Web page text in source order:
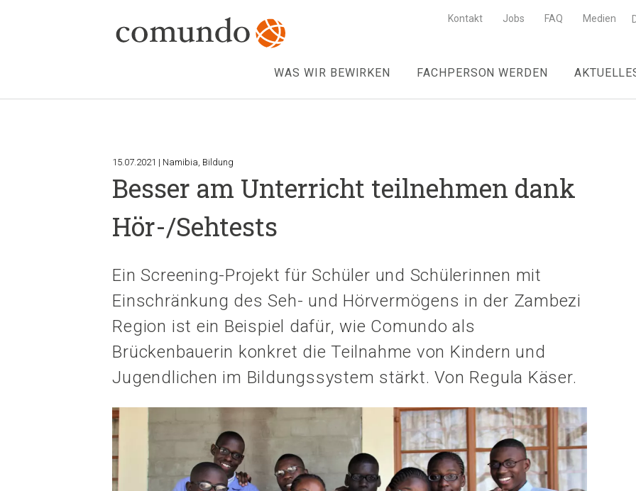
Kontakt Jobs FAQ Medien
WAS WIR BEWIRKEN FACHPERSON WERDEN
15.07.2021 | Namibia, Bildung
Besser am Unterricht teilnehmen dank
Hör-/Sehtests
Ein Screening-Projekt für Schüler und Schülerinnen mit
Einschränkung des Seh- und Hörvermögens in der Zambezi
Region ist ein Beispiel dafür, wie Comundo als
Brückenbauerin konkret die Teilnahme von Kindern und
Jugendlichen im Bildungssystem stärkt. Von Regula Käser.